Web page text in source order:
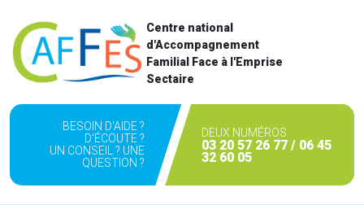
Centre national
d'Accompagnement
Familial Face à l'Emprise
Sectaire
BESOIN D'AIDE ?
D'ÉCOUTE ?
UN CONSEIL ? UNE
QUESTION ?
DEUX NUMÉROS
03 20 57 26 77 / 06 45
32 60 05